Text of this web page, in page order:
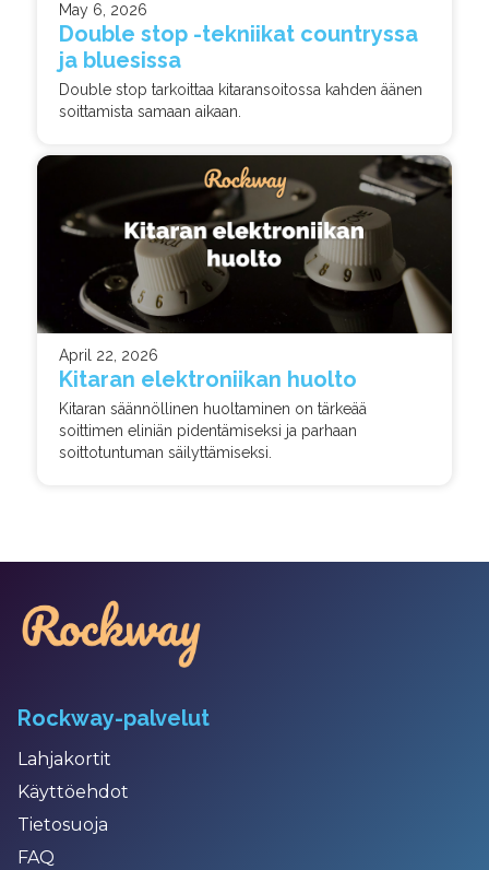
May 6, 2026
Double stop -tekniikat countryssa
ja bluesissa
Double stop tarkoittaa kitaransoitossa kahden äänen
soittamista samaan aikaan.
April 22, 2026
Kitaran elektroniikan huolto
Kitaran säännöllinen huoltaminen on tärkeää
soittimen eliniän pidentämiseksi ja parhaan
soittotuntuman säilyttämiseksi.
Rockway-palvelut
Lahjakortit
Käyttöehdot
Tietosuoja
FAQ